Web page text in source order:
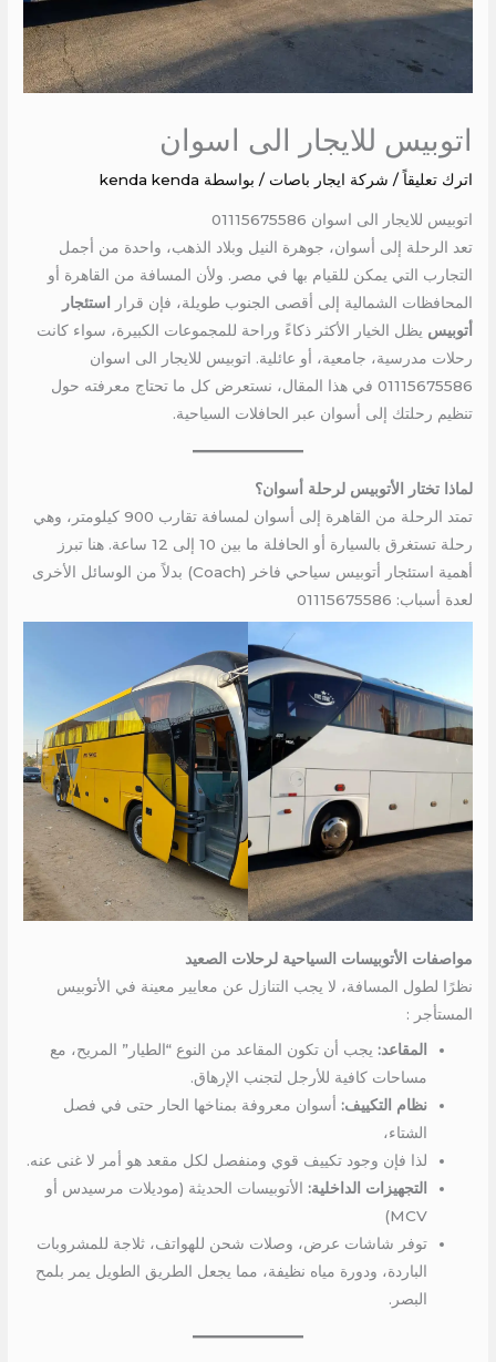
اتوبيس للايجار الى اسوان
اترك تعليقاً / شركة ايجار باصات / بواسطة kenda kenda
اتوبيس للايجار الى اسوان 01115675586
تعد الرحلة إلى أسوان، جوهرة النيل وبلاد الذهب، واحدة من أجمل
التجارب التي يمكن للقيام بها في مصر. ولأن المسافة من القاهرة أو
المحافظات الشمالية إلى أقصى الجنوب طويلة، فإن قرار
استئجار
أتوبيس يظل الخيار الأكثر ذكاءً وراحة للمجموعات الكبيرة، سواء كانت
رحلات مدرسية، جامعية، أو عائلية. اتوبيس للايجار الى اسوان
01115675586 في هذا المقال، نستعرض كل ما تحتاج معرفته حول
تنظيم رحلتك إلى أسوان عبر الحافلات السياحية.
لماذا تختار الأتوبيس لرحلة أسوان؟
تمتد الرحلة من القاهرة إلى أسوان لمسافة تقارب 900 كيلومتر، وهي
رحلة تستغرق بالسيارة أو الحافلة ما بين 10 إلى 12 ساعة. هنا تبرز
أهمية استئجار أتوبيس سياحي فاخر (Coach) بدلاً من الوسائل الأخرى
لعدة أسباب: 01115675586
مواصفات الأتوبيسات السياحية لرحلات الصعيد
نظرًا لطول المسافة، لا يجب التنازل عن معايير معينة في الأتوبيس
المستأجر :
المقاعد: يجب أن تكون المقاعد من النوع “الطيار” المريح، مع
مساحات كافية للأرجل لتجنب الإرهاق.
نظام التكييف: أسوان معروفة بمناخها الحار حتى في فصل
الشتاء،
لذا فإن وجود تكييف قوي ومنفصل لكل مقعد هو أمر لا غنى عنه.
التجهيزات الداخلية: الأتوبيسات الحديثة (موديلات مرسيدس أو
MCV)
توفر شاشات عرض، وصلات شحن للهواتف، ثلاجة للمشروبات
الباردة، ودورة مياه نظيفة، مما يجعل الطريق الطويل يمر بلمح
البصر.